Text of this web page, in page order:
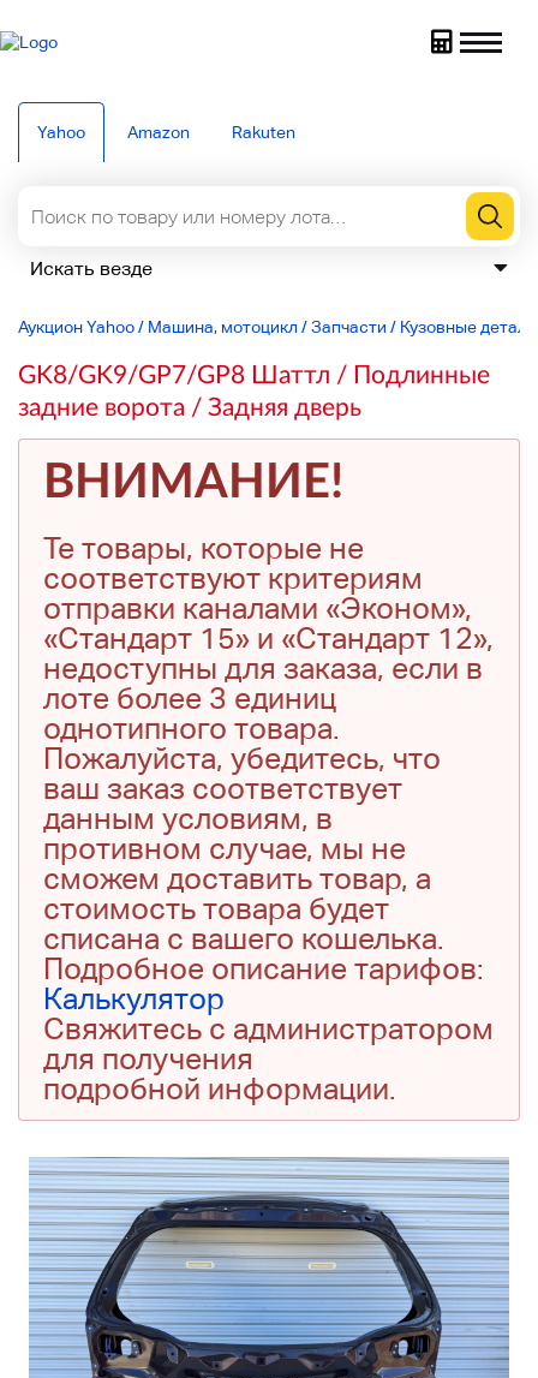
Yahoo Amazon Rakuten
Аукцион Yahoo/ Машина, мотоцикл /Запчасти / Кузовные
GK8/GK9/GP7/GP8 Шаттл / Подлинные
задние ворота / Задняя дверь
ВНИМАНИЕ!
Те товары, которые не
соответствуют критериям
отправки каналами «Эконом»,
«Стандарт 15» и «Стандарт 12»,
недоступны для заказа, если в
лоте более 3 единиц
однотипного товара.
Пожалуйста, убедитесь, что
ваш заказ соответствует
данным условиям, в
противном случае, мы не
сможем доставить товар, а
стоимость товара будет
списана с вашего кошелька.
Подробное описание тарифов:
Калькулятор
Свяжитесь с администратором
для получения
подробной информации.